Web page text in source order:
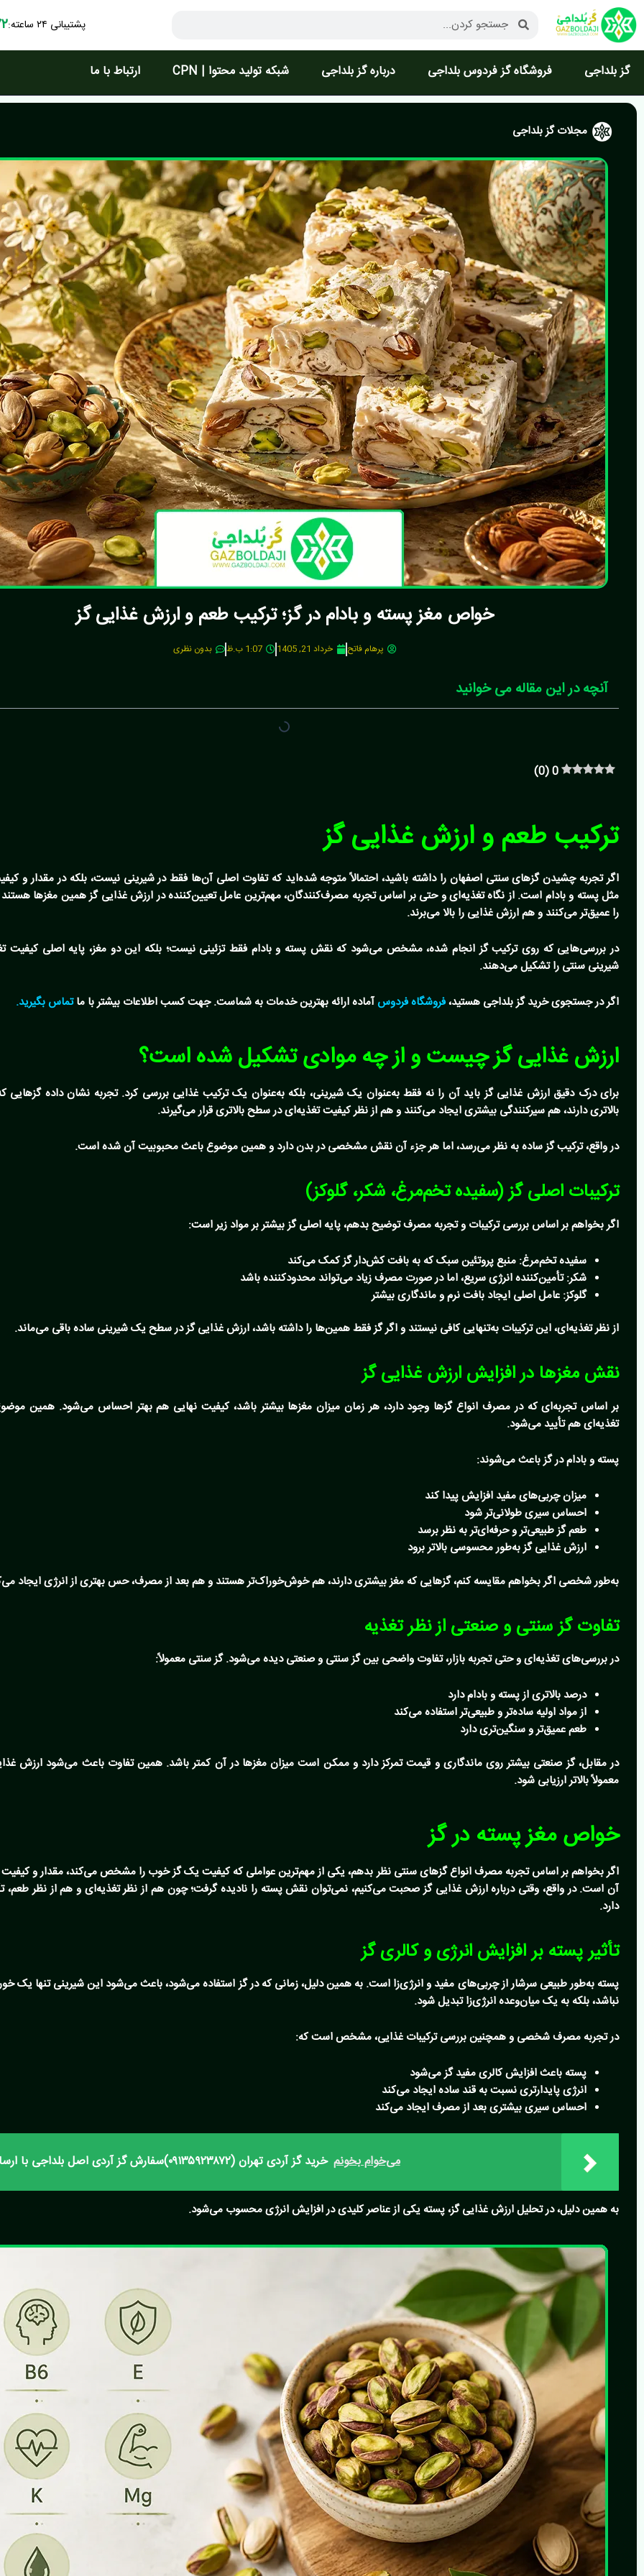
پرش
به
محتوا
جستجو
کردن
جستجو
کردن
پشتیبانی ۲۴ ساعته:
گز بلداجی فروشگاه گز فردوس بلداجی درباره گز بلداجی شبکه تولید محتوا | CPN ارتباط با ما
مجلات گز بلداجی
خواص مغز پسته و بادام در گز؛ ترکیب طعم و ارزش غذایی گز
پرهام فاتح خرداد 21, 1405 1:07 ب.ظ بدون نظری
آنچه در این مقاله می خوانید
0
(
0
)
ترکیب طعم و ارزش غذایی گز
اگر تجربه چشیدن گزهای سنتی اصفهان را داشته باشید، احتمالاً متوجه شده‌اید که تفاوت اصلی آن‌ها فقط در شیرینی نیست، بلکه در مقدار و
مثل پسته و بادام است. از نگاه تغذیه‌ای و حتی بر اساس تجربه مصرف‌کنندگان، مهم‌ترین عامل تعیین‌کننده درارزش غذایی گزهمین مغزها
را عمیق‌تر می‌کنند و هم ارزش غذایی را بالا می‌برند.
در بررسی‌هایی که روی ترکیب گز انجام شده، مشخص می‌شود که نقش پسته و بادام فقط تزئینی نیست؛ بلکه این دو مغز، پایه اصلی کیفیت
شیرینی سنتی را تشکیل می‌دهند.
اگر در جستجوی خرید گز بلداجی هستید،فروشگاه فردوسآماده ارائه بهترین خدمات به شماست. جهت کسب اطلاعات بیشتر با ماتماس بگیرید.
ارزش غذایی گز چیست و از چه موادی تشکیل شده است؟
برای درک دقیقارزش غذایی گزباید آن را نه فقط به‌عنوان یک شیرینی، بلکه به‌عنوان یک ترکیب غذایی بررسی کرد. تجربه نشان داده گزهایی
بالاتری دارند، هم سیرکنندگی بیشتری ایجاد می‌کنند و هم از نظر کیفیت تغذیه‌ای در سطح بالاتری قرار می‌گیرند.
در واقع، ترکیب گز ساده به نظر می‌رسد، اما هر جزء آن نقش مشخصی در بدن دارد و همین موضوع باعث محبوبیت آن شده است.
ترکیبات اصلی گز (سفیده تخم‌مرغ، شکر، گلوکز)
اگر بخواهم بر اساس بررسی ترکیبات و تجربه مصرف توضیح بدهم، پایه اصلی گز بیشتر بر مواد زیر است:
سفیده تخم‌مرغ: منبع پروتئین سبک که به بافت کش‌دار گز کمک می‌کند
شکر:تأمین‌کننده انرژی سریع، اما در صورت مصرف زیاد می‌تواند محدودکننده باشد
گلوکز: عامل اصلی ایجاد بافت نرم و ماندگاری بیشتر
از نظر تغذیه‌ای، این ترکیبات به‌تنهایی کافی نیستند و اگر گز فقط همین‌ها را داشته باشد،ارزش غذایی گزدر سطح یک شیرینی ساده باقی می‌ماند.
نقش مغزها در افزایش ارزش غذایی گز
بر اساس تجربه‌ای که در مصرف انواع گزها وجود دارد، هر زمان میزان مغزها بیشتر باشد، کیفیت نهایی هم بهتر احساس می‌شود. همین
تغذیه‌ای هم تأیید می‌شود.
پسته و بادام در گز باعث می‌شوند:
میزان چربی‌های مفید افزایش پیدا کند
احساس سیری طولانی‌تر شود
طعم گز طبیعی‌تر و حرفه‌ای‌تر به نظر برسد
ارزش غذایی گز به‌طور محسوسی بالاتر برود
به‌طور شخصی اگر بخواهم مقایسه کنم، گزهایی که مغز بیشتری دارند، هم خوش‌خوراک‌تر هستند و هم بعد از مصرف، حس بهتری از انرژی ایجاد
تفاوت گز سنتی و صنعتی از نظر تغذیه
در بررسی‌های تغذیه‌ای و حتی تجربه بازار، تفاوت واضحی بین گز سنتی و صنعتی دیده می‌شود. گز سنتی معمولاً:
درصد بالاتری از پسته و بادام دارد
از مواد اولیه ساده‌تر و طبیعی‌تر استفاده می‌کند
طعم عمیق‌تر و سنگین‌تری دارد
در مقابل، گز صنعتی بیشتر روی ماندگاری و قیمت تمرکز دارد و ممکن است میزان مغزها در آن کمتر باشد. همین تفاوت باعث می‌شود ارزش
معمولاً بالاتر ارزیابی شود.
خواص مغز پسته در گز
اگر بخواهم بر اساس تجربه مصرف انواع گزهای سنتی نظر بدهم، یکی از مهم‌ترین عواملی که کیفیت یک گز خوب را مشخص می‌کند، مقدار و
آن است. در واقع، وقتی دربارهارزش غذایی گزصحبت می‌کنیم، نمی‌توان نقش پسته را نادیده گرفت؛ چون هم از نظر تغذیه‌ای و هم از نظر طعم،
دارد.
تأثیر پسته بر افزایش انرژی و کالری گز
پسته به‌طور طبیعی سرشار از چربی‌های مفید و انرژی‌زا است. به همین دلیل، زمانی که در گز استفاده می‌شود، باعث می‌شود این شیرینی تنها یک
نباشد، بلکه به یک میان‌وعده انرژی‌زا تبدیل شود.
در تجربه مصرف شخصی و همچنین بررسی ترکیبات غذایی، مشخص است که:
پسته باعث افزایش کالری مفید گز می‌شود
انرژی پایدارتری نسبت به قند ساده ایجاد می‌کند
احساس سیری بیشتری بعد از مصرف ایجاد می‌کند
می‌خوام بخونم خرید گز آردی تهران (۰۹۱۳۵۹۲۳۸۷۲)سفارش گز آردی اصل بلداجی با ارسال سریع
به همین دلیل، در تحلیلارزش غذایی گز، پسته یکی از عناصر کلیدی در افزایش انرژی محسوب می‌شود.